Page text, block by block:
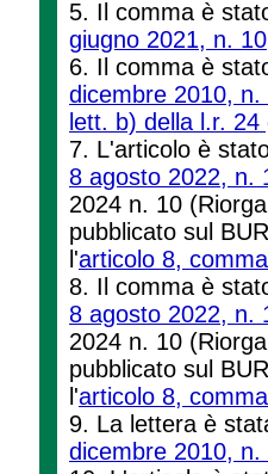
5. Il comma è
giugno 2021, n. 10
6. Il comma è
dicembre 2010, n.
lett. b) della l.r.
7. L'articolo è
8 agosto 2022, n.
2024 n. 10
pubblicato sul
l'articolo 8,
8. Il comma è
8 agosto 2022, n.
2024 n. 10
pubblicato sul
l'articolo 8,
9. La lettera è
dicembre 2010, n.